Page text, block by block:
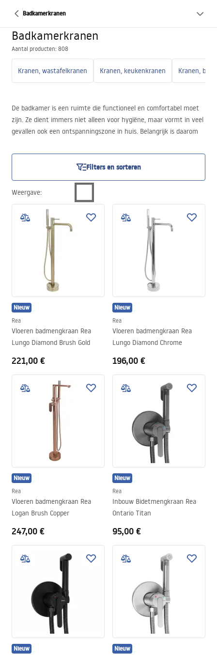
Badkamerkranen
Badkamerkranen
Aantal producten: 808
Kranen, wastafelkranen Kranen, keukenkranen Kranen,
De badkamer is een ruimte die functioneel en comfortabel moet
zijn. Ze dient immers niet alleen voor hygiëne, maar vormt in veel
gevallen ook een ontspanningszone in huis. Belangrijk is daarom
uitrusting, maar ook de juiste keuze van badkamerkranen. De
sanitaire armaturen beïnvloeden niet alleen het gebruikscomfort,
maar spelen ook een belangrijke rol bij het completeren van de
esthetiek van het interieur.
Filters en sorteren
Weergave:
Nieuw
Rea
Vloeren badmengkraan Rea
Lungo Diamond Brush Gold
221,00 €
Nieuw
Rea
Vloeren badmengkraan Rea
Lungo Diamond Chrome
196,00 €
Nieuw
Rea
Vloeren badmengkraan Rea
Logan Brush Copper
247,00 €
Nieuw
Rea
Inbouw Bidetmengkraan Rea
Ontario Titan
95,00 €
Nieuw Nieuw